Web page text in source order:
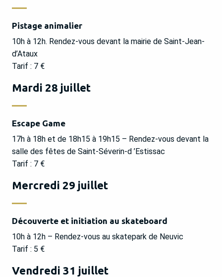
Pistage animalier
10h à 12h. Rendez-vous devant la mairie de Saint-Jean-
d’Ataux
Tarif : 7 €
Mardi 28 juillet
Escape Game
17h à 18h et de 18h15 à 19h15 – Rendez-vous devant la
salle des fêtes de Saint-Séverin-d ’Estissac
Tarif : 7 €
Mercredi 29 juillet
Découverte et initiation au skateboard
10h à 12h – Rendez-vous au skatepark de Neuvic
Tarif : 5 €
Vendredi 31 juillet